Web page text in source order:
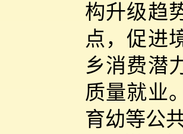
构升级趋
点，促进
乡消费潜
质量就业
育幼等公